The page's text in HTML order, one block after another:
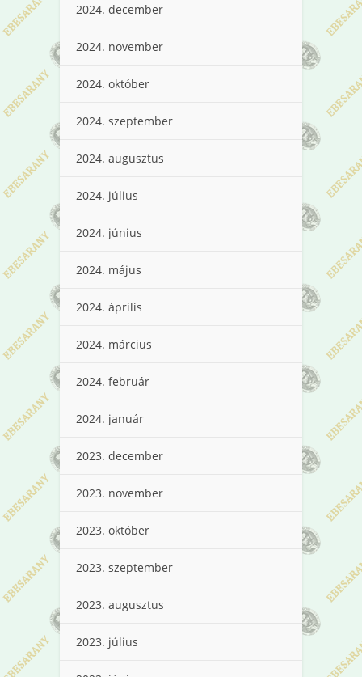
2024. december
2024. november
2024. október
2024. szeptember
2024. augusztus
2024. július
2024. június
2024. május
2024. április
2024. március
2024. február
2024. január
2023. december
2023. november
2023. október
2023. szeptember
2023. augusztus
2023. július